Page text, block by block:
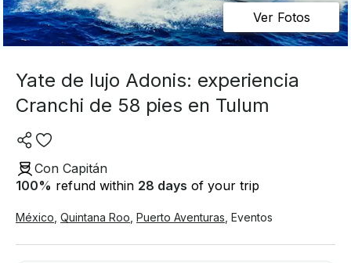
Ver Fotos
Yate de lujo Adonis: experiencia
Cranchi de 58 pies en Tulum
Con Capitán
100% refund within 28 days of your trip
México Quintana Roo Puerto Aventuras Eventos